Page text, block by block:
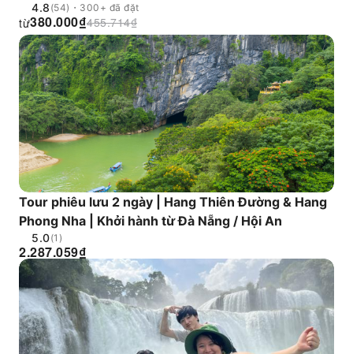
và hồ bơi vô cực | Việt Nam
4.8 (54)・300+ đã đặt
₫
380.000
từ ₫
455.714
Tour phiêu lưu 2 ngày | Hang Thiên Đường & Hang
Phong Nha | Khởi hành từ Đà Nẵng / Hội An
5.0(1)
₫
2.287.059